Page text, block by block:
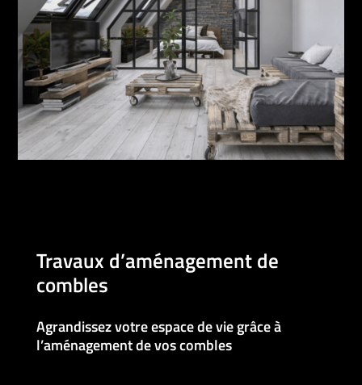
Travaux d’aménagement de
combles
Agrandissez votre espace de vie grâce à
l’aménagement de vos combles